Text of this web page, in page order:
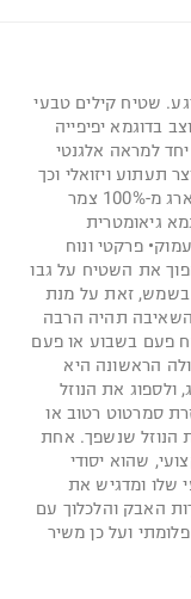
שטיח קילים טבעי
יד. מעוצב בדוגמא יפיפייה
למראה אלגנטי
תעתוע ויזואלי וכך
תורם לתחושת המרחב בחדר. טבעי ואיכותינארג מ-100% צמר
גיאומטרית
פרקטי ונוח
את השטיח על גבו
בשמש, זאת על מנת
תהיה הרבה
פעם בשבוע או פעם
הראשונה היא
ולספוג את הנוזל
סמרטוט רטוב או
הנוזל שנשפך. אחת
שהוא יסודי
שלו ומדגיש את
האבק והלכלוך עם
ועל כן משיר